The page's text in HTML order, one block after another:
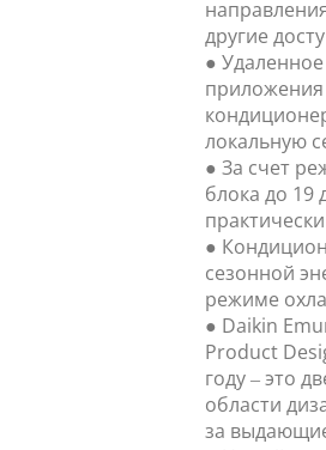
другие
●
локальную
● За счет
блока до 19
●
сезонной
режиме
● Daikin
Product
году – это
области
за